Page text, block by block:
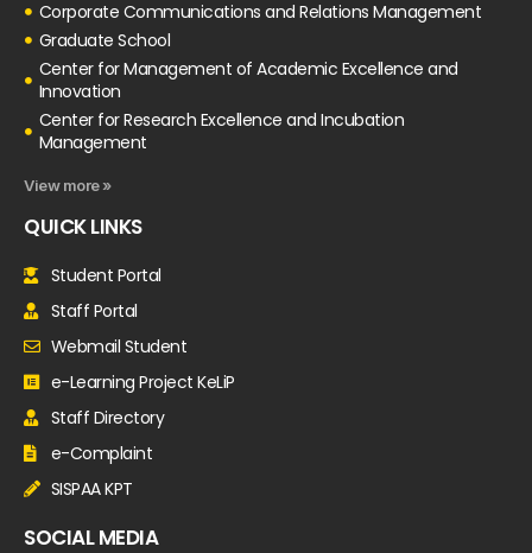
Corporate Communications and Relations Management
Graduate School
Center for Management of Academic Excellence and
Innovation
Center for Research Excellence and Incubation
Management
View more »
QUICK LINKS
Student Portal
Staff Portal
Webmail Student
e-Learning Project KeLiP
Staff Directory
e-Complaint
SISPAA KPT
SOCIAL MEDIA